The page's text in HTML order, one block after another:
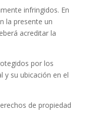
infringidos. En
la presente un
acreditar la
por los
y su ubicación en el
de propiedad